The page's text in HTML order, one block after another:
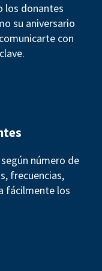
los donantes
su aniversario
con
número de
frecuencias,
fácilmente los